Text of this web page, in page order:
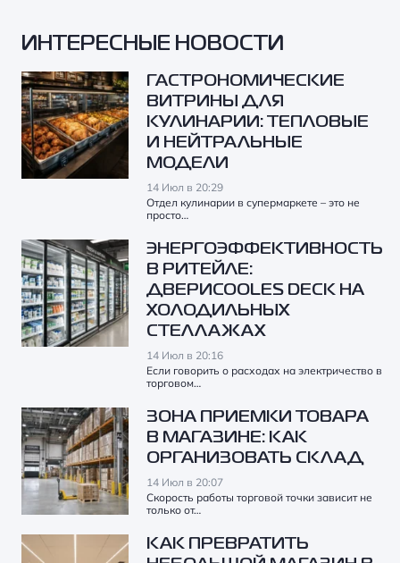
ИНТЕРЕСНЫЕ НОВОСТИ
ГАСТРОНОМИЧЕСКИЕ
ВИТРИНЫ ДЛЯ
КУЛИНАРИИ: ТЕПЛОВЫЕ
И НЕЙТРАЛЬНЫЕ
МОДЕЛИ
14 Июл в 20:29
Отдел кулинарии в супермаркете – это не
просто…
ЭНЕРГОЭФФЕКТИВНОСТЬ
В РИТЕЙЛЕ:
ДВЕРИCOOLES DECK НА
ХОЛОДИЛЬНЫХ
СТЕЛЛАЖАХ
14 Июл в 20:16
Если говорить о расходах на электричество в
торговом…
ЗОНА ПРИЕМКИ ТОВАРА
В МАГАЗИНЕ: КАК
ОРГАНИЗОВАТЬ СКЛАД
14 Июл в 20:07
Скорость работы торговой точки зависит не
только от…
КАК ПРЕВРАТИТЬ